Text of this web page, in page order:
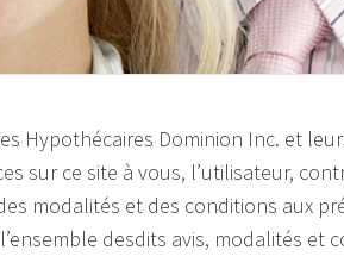
Hypothécaires Dominion Inc. et
sur ce site à vous, l’utilisateur,
modalités et des conditions aux
desdits avis, modalités et